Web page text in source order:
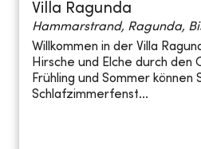
Villa Ragunda
Hammarstrand, Ragunda,
Willkommen in der Villa
Hirsche und Elche durch den
Frühling und Sommer können
Schlafzimmerfenst...